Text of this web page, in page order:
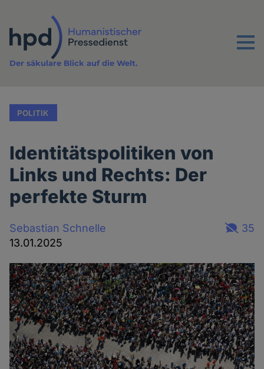
Inhalt
Menu
Der säkulare Blick auf die Welt.
POLITIK
Identitätspolitiken von
Links und Rechts: Der
perfekte Sturm
Sebastian Schnelle
13.01.2025
35